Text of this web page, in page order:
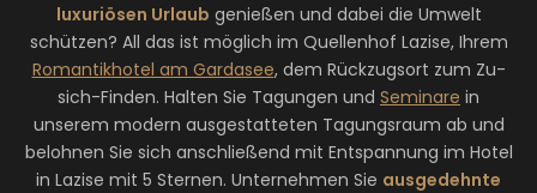
luxuriösen Urlaub genießen und dabei die Umwelt
schützen? All das ist möglich im Quellenhof Lazise, Ihrem
Romantikhotel am Gardasee, dem Rückzugsort zum Zu-
sich-Finden. Halten Sie Tagungen und Seminare in
unserem modern ausgestatteten Tagungsraum ab und
belohnen Sie sich anschließend mit Entspannung im Hotel
in Lazise mit 5 Sternen. Unternehmen Sie ausgedehnte